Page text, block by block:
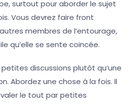
surtout pour aborder le sujet
Vous devrez faire front
membres de l’entourage,
qu’elle se sente coincée.
discussions plutôt qu’une
Abordez une chose à la fois. Il
le tout par petites